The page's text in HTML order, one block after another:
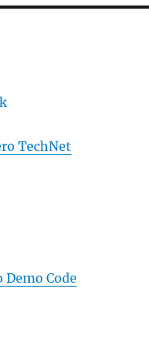
TechNet
Demo Code